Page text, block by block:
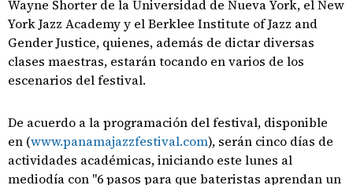
Wayne Shorter de la Universidad de Nueva York, el New
York Jazz Academy y el Berklee Institute of Jazz and
Gender Justice, quienes, además de dictar diversas
clases maestras, estarán tocando en varios de los
escenarios del festival.
De acuerdo a la programación del festival, disponible
en (www.panamajazzfestival.com), serán cinco días de
actividades académicas, iniciando este lunes al
mediodía con "6 pasos para que bateristas aprendan un